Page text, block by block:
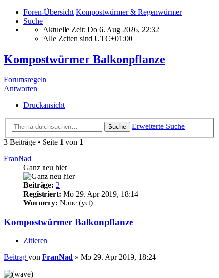
Foren-Übersicht Kompostwürmer & Regenwürmer
Suche
Aktuelle Zeit: Do 6. Aug 2026, 22:32
Alle Zeiten sind UTC+01:00
Kompostwürmer Balkonpflanze
Forumsregeln
Antworten
Druckansicht
Suche
Erweiterte Suche
3 Beiträge • Seite 1 von 1
FranNad
Ganz neu hier
Beiträge: 2
Registriert: Mo 29. Apr 2019, 18:14
Wormery: None (yet)
Kompostwürmer Balkonpflanze
Zitieren
Beitrag von FranNad » Mo 29. Apr 2019, 18:24